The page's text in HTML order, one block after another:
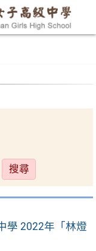
送
出
學 2022年「林燈